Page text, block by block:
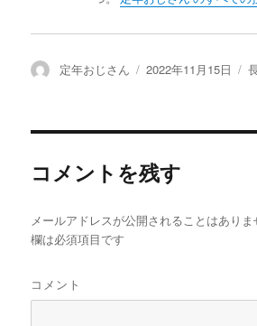
投
定年おじさん
投
2022年11月15日
コメントを残す
メールアドレスが公開されることはありま
欄は必須項目です
コメント